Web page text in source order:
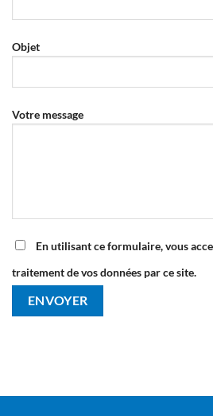
Objet
Votre message
En utilisant ce formulaire, vous
traitement de vos données par ce site.